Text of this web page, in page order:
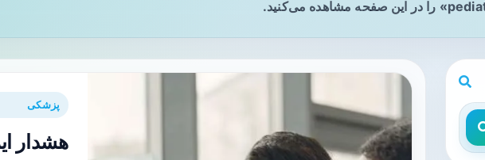
پزشکی